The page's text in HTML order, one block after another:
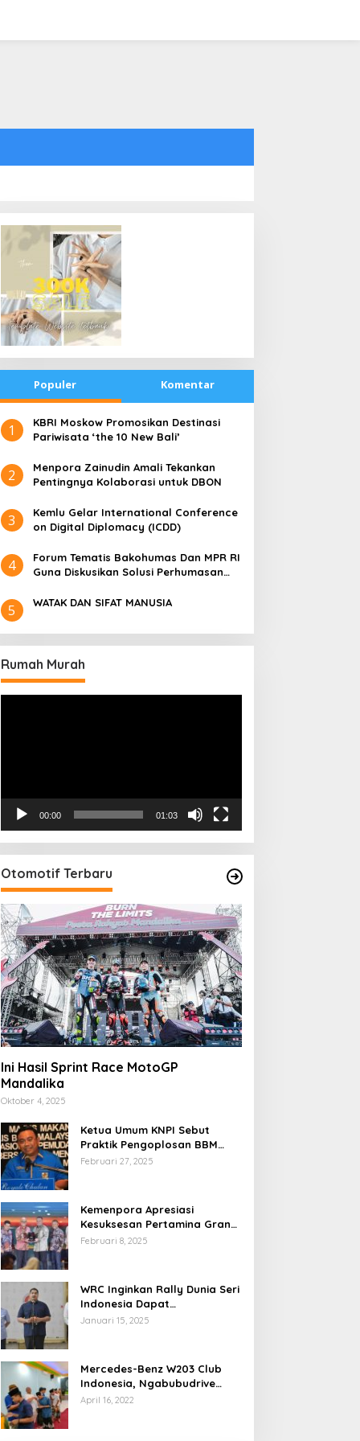
Populer Komentar
1
​KBRI Moskow Promosikan Destinasi
Pariwisata ‘the 10 New Bali’
2
​Menpora Zainudin Amali Tekankan
Pentingnya Kolaborasi untuk DBON
3
​Kemlu Gelar International Conference
on Digital Diplomacy (ICDD)
4
Forum Tematis Bakohumas Dan MPR RI
Guna Diskusikan Solusi Perhumasan
Masing
5 WATAK DAN SIFAT MANUSIA
Rumah Murah
00:00 01:03
Otomotif Terbaru
Ini Hasil Sprint Race MotoGP
Mandalika
Oktober 4, 2025
Ketua Umum KNPI Sebut
Praktik Pengoplosan BBM
Cederai Kepercayaan
Februari 27, 2025
Kemenpora Apresiasi
Kesuksesan Pertamina Grand
Prix of Indonesia 2024
Februari 8, 2025
WRC Inginkan Rally Dunia Seri
Indonesia Dapat
Terselenggara 2026
Januari 15, 2025
Mercedes-Benz W203 Club
Indonesia, Ngabubudrive
Ramadhan 2022
April 16, 2022